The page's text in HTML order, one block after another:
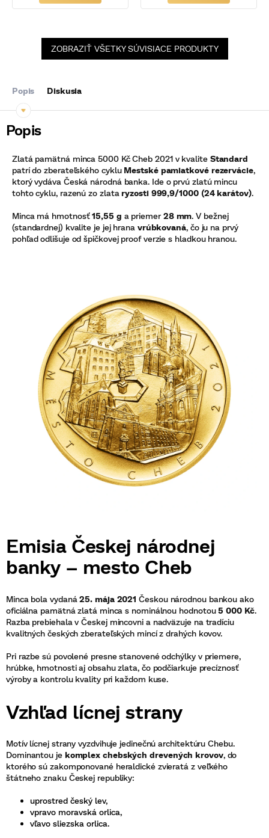
ZOBRAZIŤ VŠETKY SÚVISIACE PRODUKTY
Popis Diskusia
Zlatá pamätná minca 5000 Kč Cheb 2021 v kvalite Standard
patrí do zberateľského cyklu Mestské pamiatkové rezervácie,
ktorý vydáva Česká národná banka. Ide o prvú zlatú mincu
tohto cyklu, razenú zo zlataryzosti 999,9/1000 (24 karátov).
Minca má hmotnosť15,55 g a priemer28 mm. V bežnej
(standardnej) kvalite je jej hrana vrúbkovaná, čo ju na prvý
pohľad odlišuje od špičkovej proof verzie s hladkou hranou.
Emisia Českej národnej
banky – mesto Cheb
Minca bola vydaná25. mája 2021 Českou národnou bankou ako
oficiálna pamätná zlatá minca s nominálnou hodnotou5 000 Kč.
Razba prebiehala v Českej mincovni a nadväzuje na tradíciu
kvalitných českých zberateľských mincí z drahých kovov.
Pri razbe sú povolené presne stanovené odchýlky v priemere,
hrúbke, hmotnosti aj obsahu zlata, čo podčiarkuje precíznosť
výroby a kontrolu kvality pri každom kuse.
Vzhľad lícnej strany
Motív lícnej strany vyzdvihuje jedinečnú architektúru Chebu.
Dominantou je komplex chebských drevených krovov, do
ktorého sú zakomponované heraldické zvieratá z veľkého
štátneho znaku Českej republiky:
uprostred český lev,
vpravo moravská orlica,
vľavo sliezska orlica.